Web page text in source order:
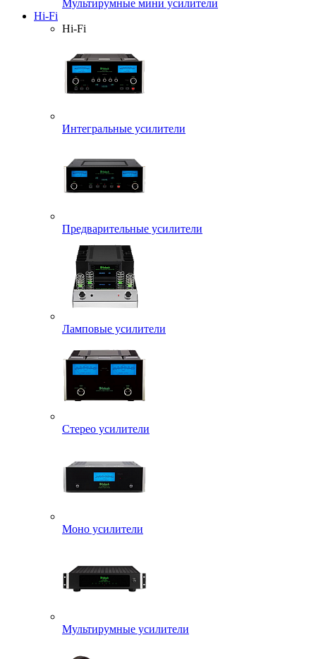
Мультирумные мини усилители
Hi-Fi
Hi-Fi
Интегральные усилители
Предварительные усилители
Ламповые усилители
Стерео усилители
Моно усилители
Мультирумные усилители